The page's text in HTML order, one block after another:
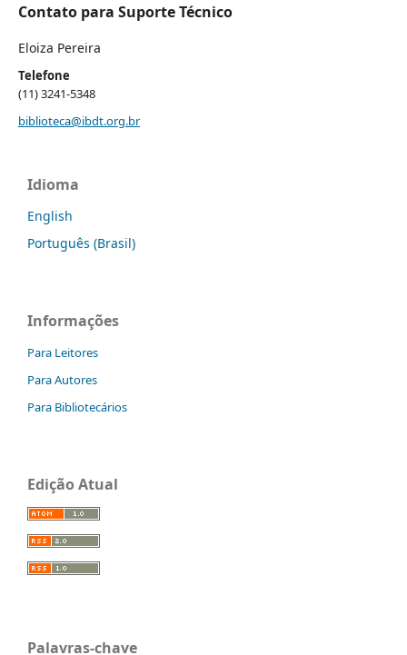
Contato para Suporte Técnico
Eloiza Pereira
Telefone
(11) 3241-5348
biblioteca@ibdt.org.br
Idioma
English
Português (Brasil)
Informações
Para Leitores
Para Autores
Para Bibliotecários
Edição Atual
Palavras-chave